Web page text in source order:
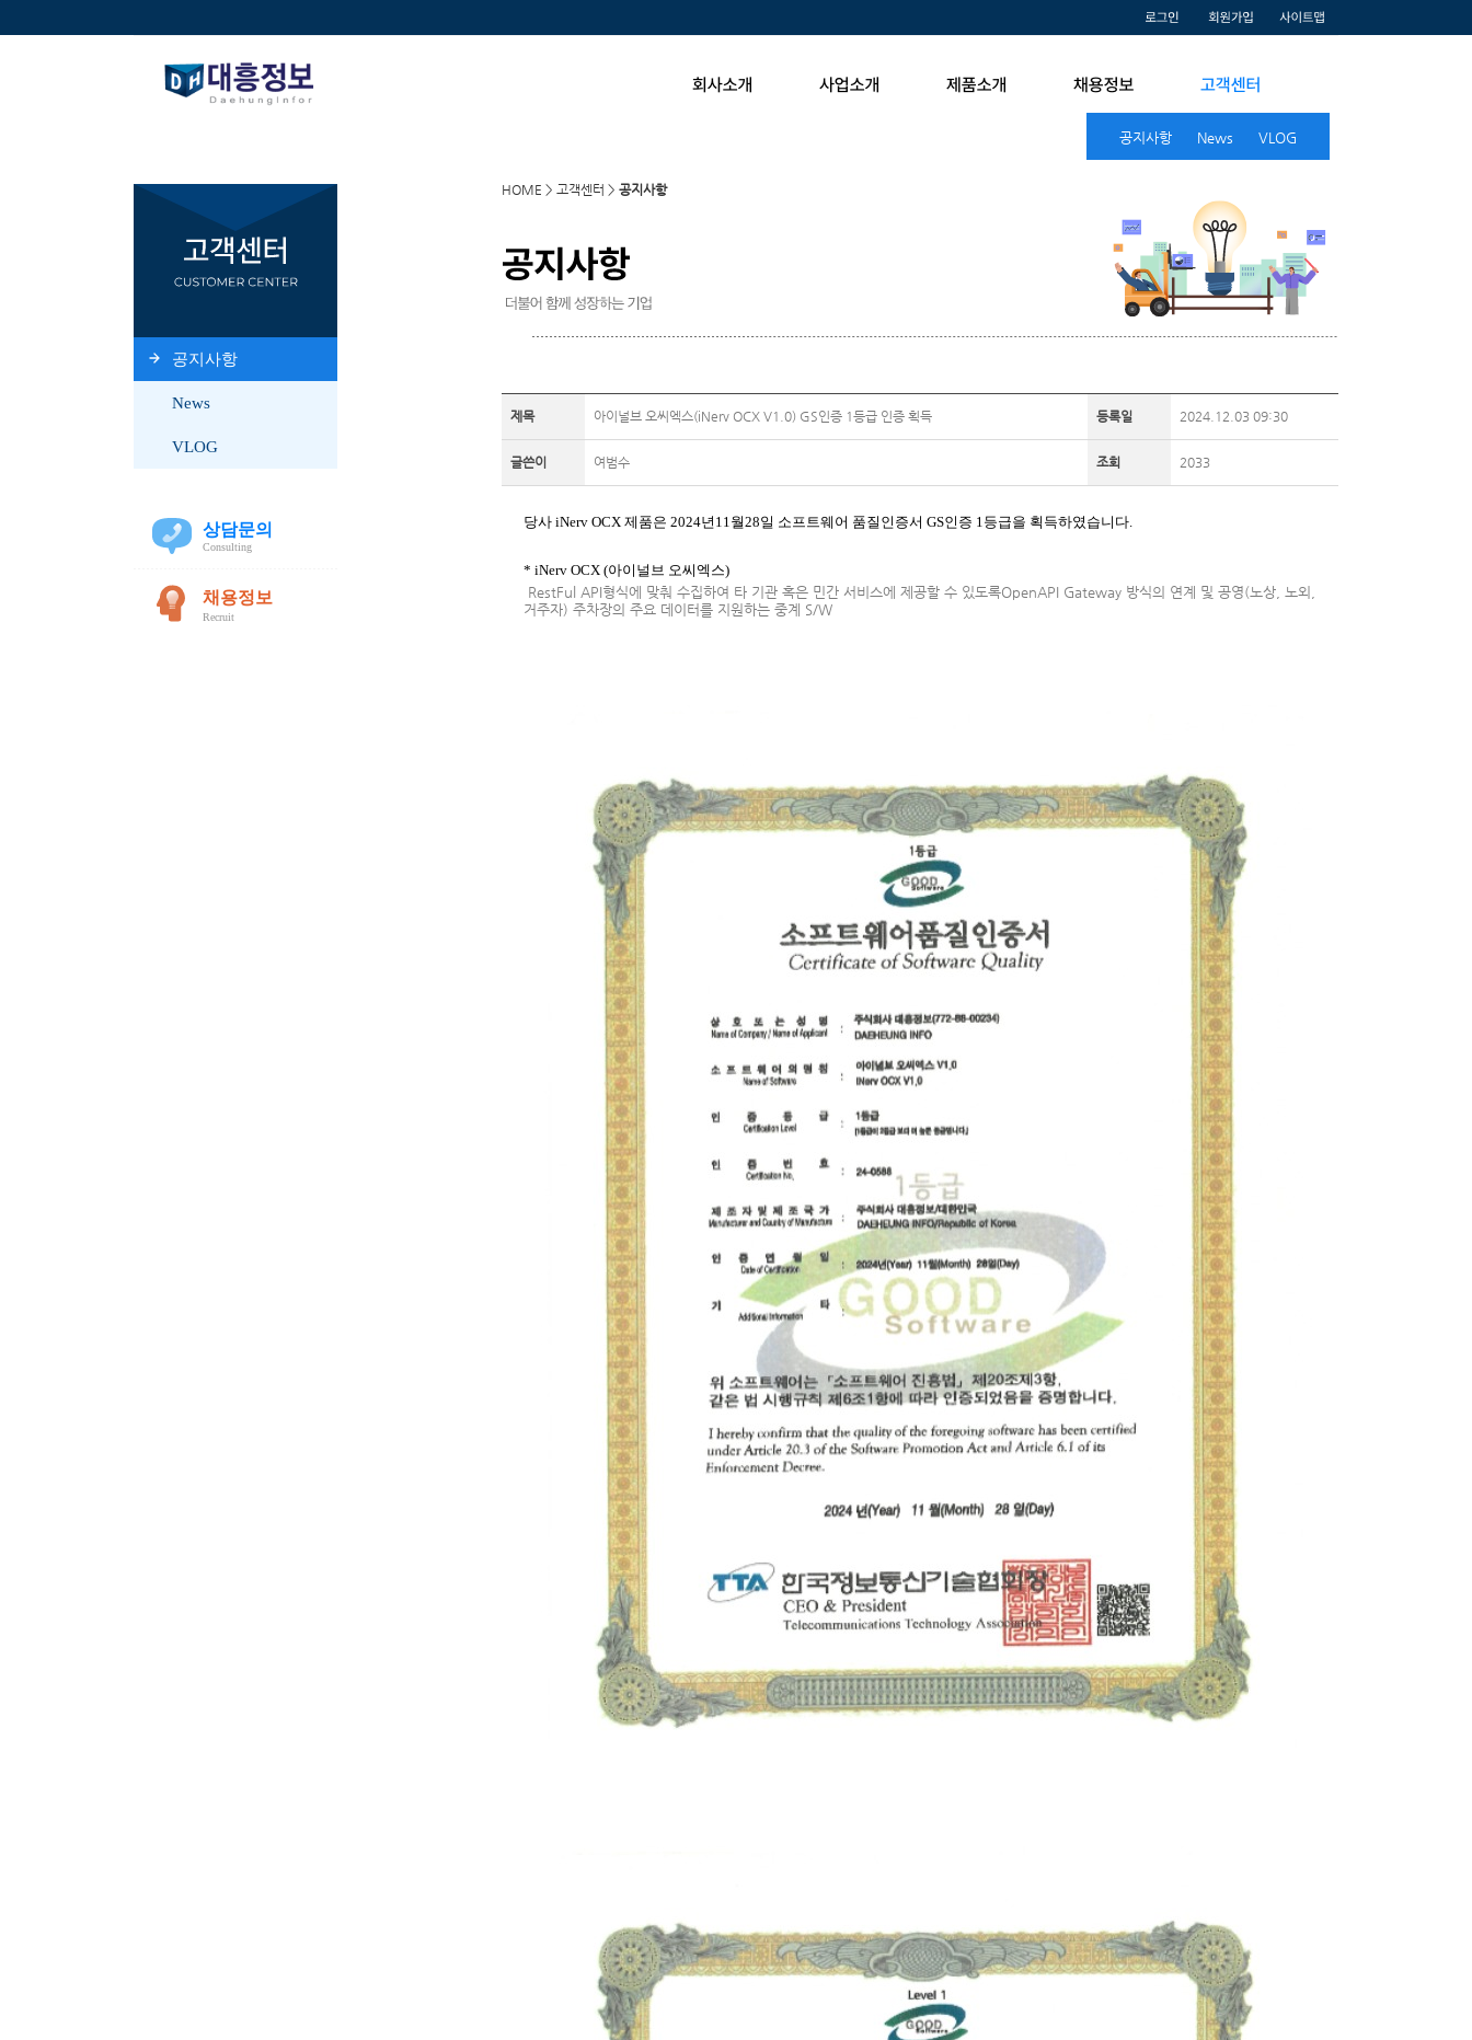
공지사항 News VLOG
HOME > 고객센터 > 공지사항
제목 아이널브 오씨엑스(iNerv OCX V1.0) GS인증 1등급 인증 획득 등록일 2024.12.03 09:30
글쓴이 여범수 조회 2033
당사 iNerv OCX 제품은 2024년11월28일 소프트웨어 품질인증서 GS인증 1등급을 획득하였습니다.
* iNerv OCX (아이널브 오씨엑스)
RestFul API형식에 맞춰 수집하여 타 기관 혹은 민간 서비스에 제공할 수 있도록OpenAPI Gateway 방식의 연계 및 공영(노상, 노외,
거주자) 주차장의 주요 데이터를 지원하는 중계 S/W